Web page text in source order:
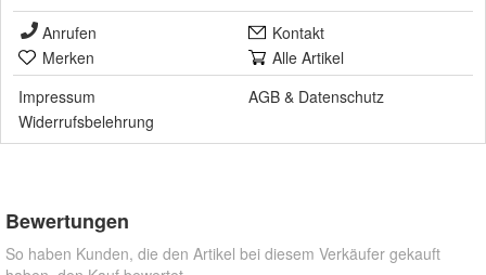
Anrufen
Kontakt
Merken
Alle Artikel
Impressum
AGB & Datenschutz
Widerrufsbelehrung
Bewertungen
So haben Kunden, die den Artikel bei diesem Verkäufer gekauft